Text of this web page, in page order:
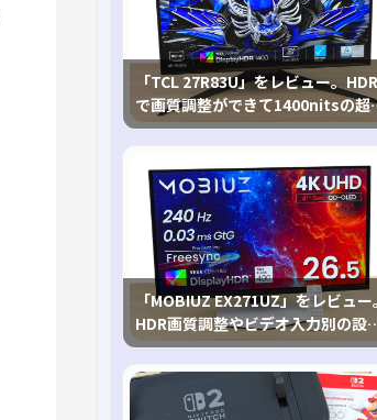
「TCL 27R83U」をレビュー。HDR
で画質調整ができて1400nitsの超
輝度も発揮！
「MOBIUZ EX271UZ」をレビュー。
HDR画質調整やビデオ入力別の設
が可能な4K有機ELゲーミングモニ
を徹底検証